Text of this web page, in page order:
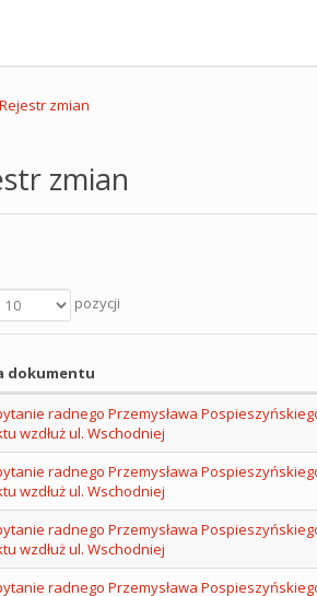
Rejestr zmian
zmian
pozycji
dokumentu
radnego Przemysława
wzdłuż ul. Wschodniej
radnego Przemysława
wzdłuż ul. Wschodniej
radnego Przemysława
wzdłuż ul. Wschodniej
radnego Przemysława